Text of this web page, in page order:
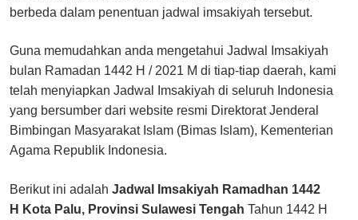
berbeda dalam penentuan jadwal imsakiyah tersebut.
Guna memudahkan anda mengetahui Jadwal Imsakiyah
bulan Ramadan 1442 H / 2021 M di tiap-tiap daerah, kami
telah menyiapkan Jadwal Imsakiyah di seluruh Indonesia
yang bersumber dari website resmi Direktorat Jenderal
Bimbingan Masyarakat Islam (Bimas Islam), Kementerian
Agama Republik Indonesia.
Berikut ini adalah Jadwal Imsakiyah Ramadhan 1442
H Kota Palu, Provinsi Sulawesi Tengah Tahun 1442 H